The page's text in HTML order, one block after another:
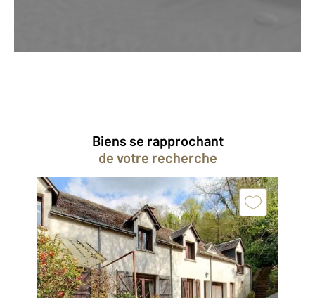
Biens se rapprochant
de votre recherche